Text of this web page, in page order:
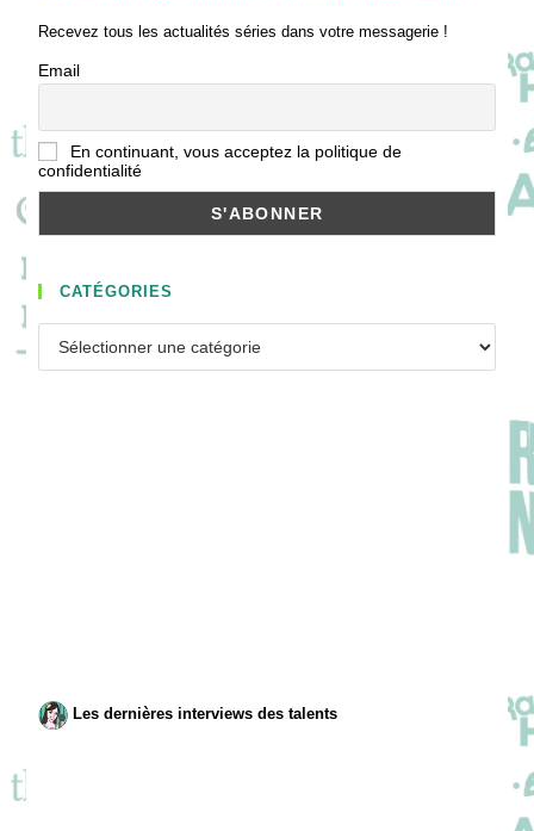
Recevez tous les actualités séries dans votre messagerie !
Email
En continuant, vous acceptez la politique de
confidentialité
CATÉGORIES
Catégories
Les dernières interviews des talents